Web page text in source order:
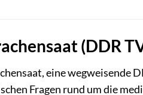
(DDR
eine wegweisende
Fragen rund um die